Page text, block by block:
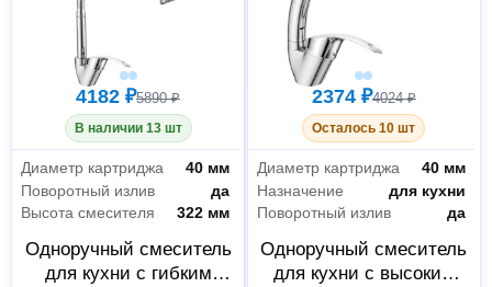
4182 ₽5890 ₽
В наличии 13 шт
Диаметр картриджа
40 мм
Поворотный излив
да
Высота смесителя
322 мм
Одноручный смеситель
для кухни с гибким
2374 ₽4024 ₽
Осталось 10 шт
Диаметр картриджа
40 мм
Назначение
для кухни
Поворотный излив
да
Одноручный смеситель
для кухни с высоким